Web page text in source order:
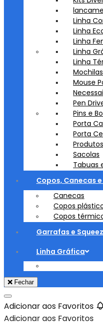
Linha
Linha
Linha
Linha
Linha
Mouse
Pen
Pins e
Porta
Porta
Sacolas
Tabuas
Copos, Canecas
Canecas
Copos
Copos
Garrafas e
Linha Gráfica
Fechar
Adicionar aos Favoritos
Adicionar aos Favoritos